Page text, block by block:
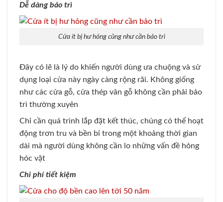
Dễ dàng bảo trì
Cửa ít bị hư hỏng cũng như cần bảo trì
Đây có lẽ là lý do khiến người dùng ưa chuộng và sử
dụng loại cửa này ngày càng rộng rãi. Không giống
như các cửa gỗ, cửa thép vân gỗ không cần phải bảo
trì thường xuyên
Chỉ cần quá trình lắp đặt kết thúc, chúng có thể hoạt
động trơn tru và bền bỉ trong một khoảng thời gian
dài mà người dùng không cần lo những vấn đề hỏng
hóc vặt
Chi phí tiết kiệm